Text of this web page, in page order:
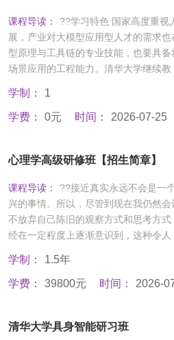
课程导读：
??学习特色 国家高度重视
展，产业对大模型应用型人才的需求
型原理与工具链的专业技能，也要具
场景应用的工程能力。清华大学继续教
学制： 1
学费： 0元 时间： 2026-07-25
心理学高级研修班【招生简章】
课程导读：
??接近真实永远不会是一
兴的事情。所以，尽管到现在我仍然
不放弃自己陈旧的观察方式和思考方
经在一定程度上逐渐意识到，这种令人
学制： 1.5年
学费： 39800元 时间： 2026-
清华大学具身智能研习班